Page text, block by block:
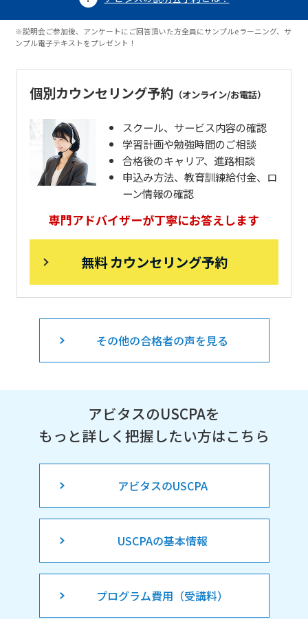
※説明会ご参加後、アンケートにご回答頂いた方全員にサンプルeラーニング、サ
ンプル電子テキストをプレゼント！
個別カウンセリング予約（オンライン/お電話）
スクール、サービス内容の確認
学習計画や勉強時間のご相談
合格後のキャリア、進路相談
申込み方法、教育訓練給付金、ロ
ーン情報の確認
専門アドバイザーが丁寧にお答えします
無料 カウンセリング予約
その他の合格者の声を見る
アビタスのUSCPAを
もっと詳しく把握したい方はこちら
アビタスのUSCPA
USCPAの基本情報
プログラム費用（受講料）